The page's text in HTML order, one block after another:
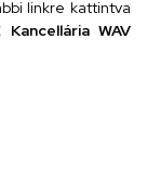
linkre kattintva
Kancellária WAV